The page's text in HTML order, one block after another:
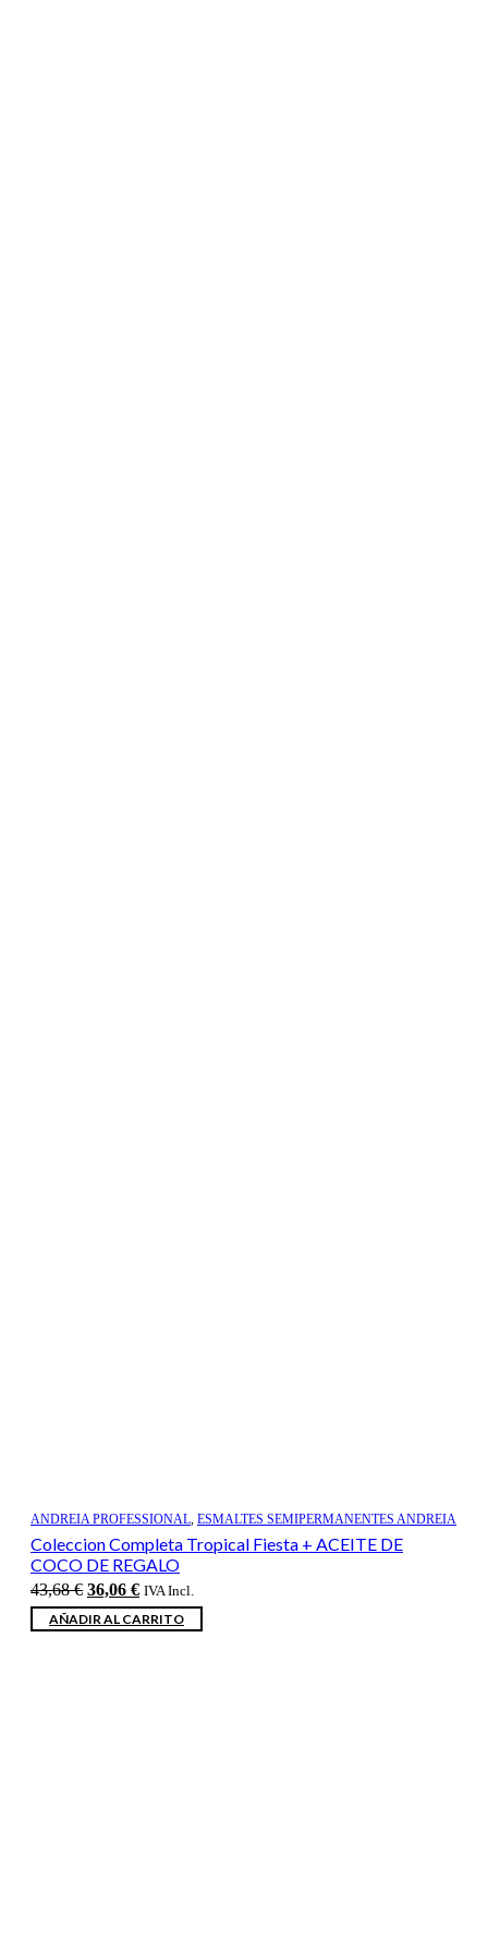
ANDREIA PROFESSIONAL, ESMALTES SEMIPERMANENTES ANDREIA
Coleccion Completa Tropical Fiesta + ACEITE DE
COCO DE REGALO
43,68€ El
precio
original
36,06 €El
precio
actual
IVA Incl.
AÑADIR AL CARRITO